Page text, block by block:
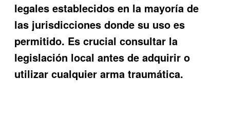
legales establecidos en la mayoría de
las jurisdicciones donde su uso es
permitido. Es crucial consultar la
legislación local antes de adquirir o
utilizar cualquier arma traumática.